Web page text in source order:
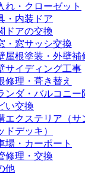
れ・クローゼット
・内装ドア
ドアの交換
・窓サッシ交換
屋根塗装・外壁補
サイディング工事
修理・葺き替え
ンダ・バルコニー
い交換
エクステリア（サ
ドデッキ）
場・カーポート
修理・交換
他